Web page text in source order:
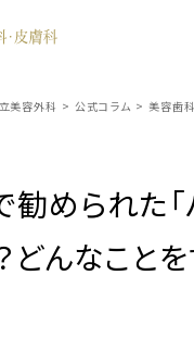
美容外科 > 公式コラム > 美容歯科
められた「
どんなこと